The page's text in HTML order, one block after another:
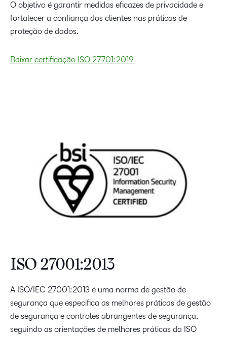
O objetivo é garantir medidas eficazes de privacidade e
fortalecer a confiança dos clientes nas práticas de
proteção de dados.
Baixar certificação ISO 27701:2019
ISO 27001:2013
A ISO/IEC 27001:2013 é uma norma de gestão de
segurança que especifica as melhores práticas de gestão
de segurança e controles abrangentes de segurança,
seguindo as orientações de melhores práticas da ISO